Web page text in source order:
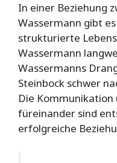
In einer Beziehung
Wassermann gibt
strukturierte
Wassermann
Wassermanns
Steinbock schwer
Die Kommunikation
füreinander sind
erfolgreiche